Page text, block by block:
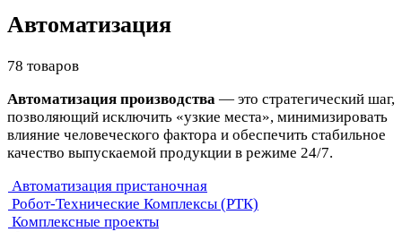
Автоматизация
78 товаров
Автоматизация производства — это стратегический шаг,
позволяющий исключить «узкие места», минимизировать
влияние человеческого фактора и обеспечить стабильное
качество выпускаемой продукции в режиме 24/7.
Автоматизация пристаночная
Робот-Технические Комплексы (РТК)
Комплексные проекты